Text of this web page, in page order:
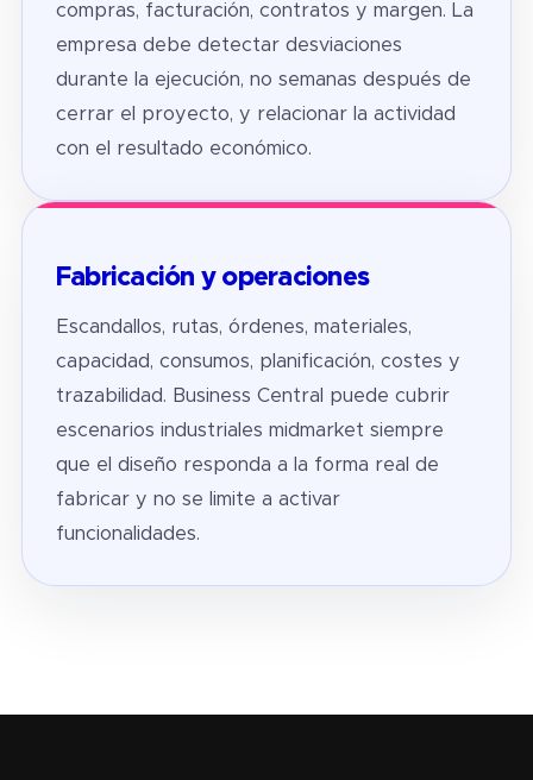
compras, facturación, contratos y margen. La
empresa debe detectar desviaciones
durante la ejecución, no semanas después de
cerrar el proyecto, y relacionar la actividad
con el resultado económico.
Fabricación y operaciones
Escandallos, rutas, órdenes, materiales,
capacidad, consumos, planificación, costes y
trazabilidad. Business Central puede cubrir
escenarios industriales midmarket siempre
que el diseño responda a la forma real de
fabricar y no se limite a activar
funcionalidades.